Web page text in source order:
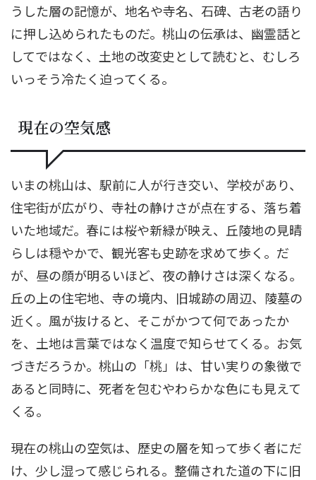
うした層の記憶が、地名や寺名、石碑、古老の語り
に押し込められたものだ。桃山の伝承は、幽霊話と
してではなく、土地の改変史として読むと、むしろ
いっそう冷たく迫ってくる。
現在の空気感
いまの桃山は、駅前に人が行き交い、学校があり、
住宅街が広がり、寺社の静けさが点在する、落ち着
いた地域だ。春には桜や新緑が映え、丘陵地の見晴
らしは穏やかで、観光客も史跡を求めて歩く。だ
が、昼の顔が明るいほど、夜の静けさは深くなる。
丘の上の住宅地、寺の境内、旧城跡の周辺、陵墓の
近く。風が抜けると、そこがかつて何であったか
を、土地は言葉ではなく温度で知らせてくる。お気
づきだろうか。桃山の「桃」は、甘い実りの象徴で
あると同時に、死者を包むやわらかな色にも見えて
くる。
現在の桃山の空気は、歴史の層を知って歩く者にだ
け、少し湿って感じられる。整備された道の下に旧